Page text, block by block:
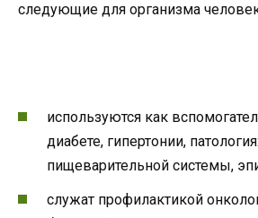
следующие для организма
используются как
диабете, гипертонии,
пищеварительной системы,
служат профилактикой